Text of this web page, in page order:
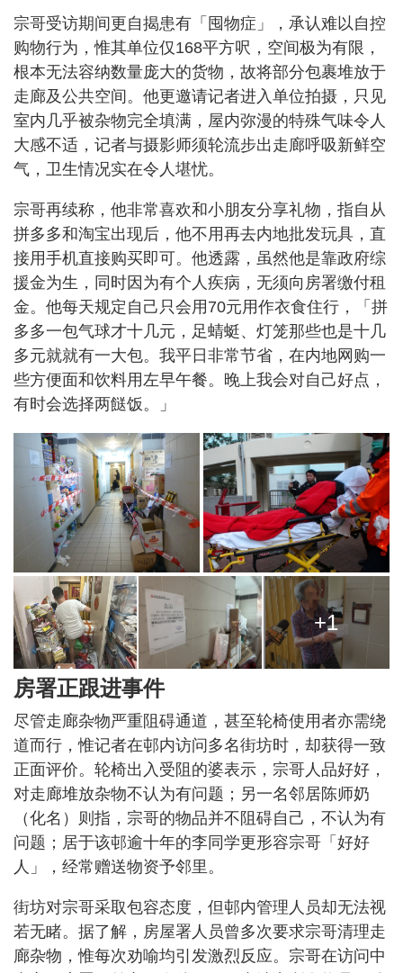
宗哥受访期间更自揭患有「囤物症」，承认难以自控
购物行为，惟其单位仅168平方呎，空间极为有限，
根本无法容纳数量庞大的货物，故将部分包裹堆放于
走廊及公共空间。他更邀请记者进入单位拍摄，只见
室内几乎被杂物完全填满，屋内弥漫的特殊气味令人
大感不适，记者与摄影师须轮流步出走廊呼吸新鲜空
气，卫生情况实在令人堪忧。
宗哥再续称，他非常喜欢和小朋友分享礼物，指自从
拼多多和淘宝出现后，他不用再去内地批发玩具，直
接用手机直接购买即可。他透露，虽然他是靠政府综
援金为生，同时因为有个人疾病，无须向房署缴付租
金。他每天规定自己只会用70元用作衣食住行，「拼
多多一包气球才十几元，足蜻蜓、灯笼那些也是十几
多元就就有一大包。我平日非常节省，在内地网购一
些方便面和饮料用左早午餐。晚上我会对自己好点，
有时会选择两餸饭。」
+1
房署正跟进事件
尽管走廊杂物严重阻碍通道，甚至轮椅使用者亦需绕
道而行，惟记者在邨内访问多名街坊时，却获得一致
正面评价。轮椅出入受阻的婆表示，宗哥人品好好，
对走廊堆放杂物不认为有问题；另一名邻居陈师奶
（化名）则指，宗哥的物品并不阻碍自己，不认为有
问题；居于该邨逾十年的李同学更形容宗哥「好好
人」，经常赠送物资予邻里。
街坊对宗哥采取包容态度，但邨内管理人员却无法视
若无睹。据了解，房屋署人员曾多次要求宗哥清理走
廊杂物，惟每次劝喻均引发激烈反应。宗哥在访问中